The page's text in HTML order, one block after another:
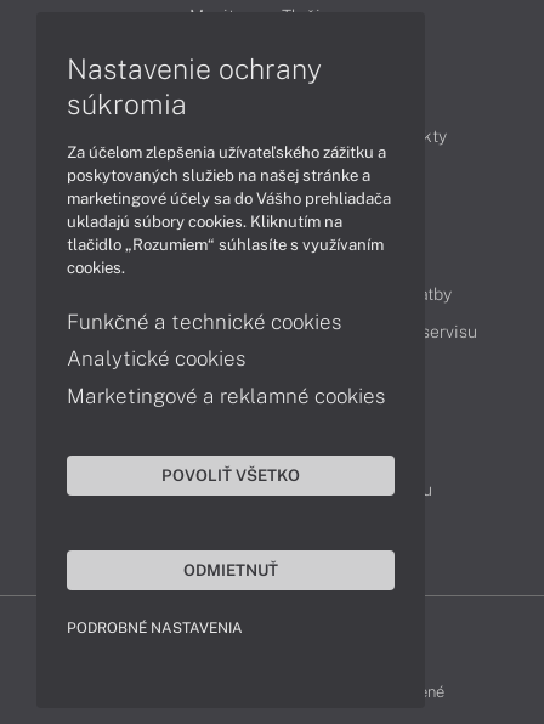
Monitory
Tlačiarne
Produkty
Technológie
Videá
Obsah
Možnosti doručenia a platby
Podpora a servis
Servisné služby Cenník servisu
Kontakty
043 4224 771
Obchodné oddelenie
Reklamácia tovaru
HP-SHOP © 2012 - 2026 Všetky práva vyhradené
Nastavenie ochrany
súkromia
Za účelom zlepšenia užívateľského zážitku a
poskytovaných služieb na našej stránke a
marketingové účely sa do Vášho prehliadača
ukladajú súbory cookies. Kliknutím na
tlačidlo „Rozumiem“ súhlasíte s využívaním
cookies.
Funkčné a technické cookies
Analytické cookies
Marketingové a reklamné cookies
POVOLIŤ VŠETKO
ODMIETNUŤ
PODROBNÉ NASTAVENIA